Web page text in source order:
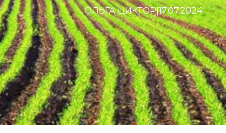
ОЛЬГА ЦИКТОР|17.07.2024